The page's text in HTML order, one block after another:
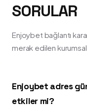
SORULAR
Enjoybet bağlantı
merak edilen kurumsal
Enjoybet adres
etkiler mi?